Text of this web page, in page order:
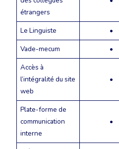
étrangers
Le Linguiste •
Vade-mecum
•
Accès à
l’intégralité du site
web
•
Plate-forme de
communication
interne
•